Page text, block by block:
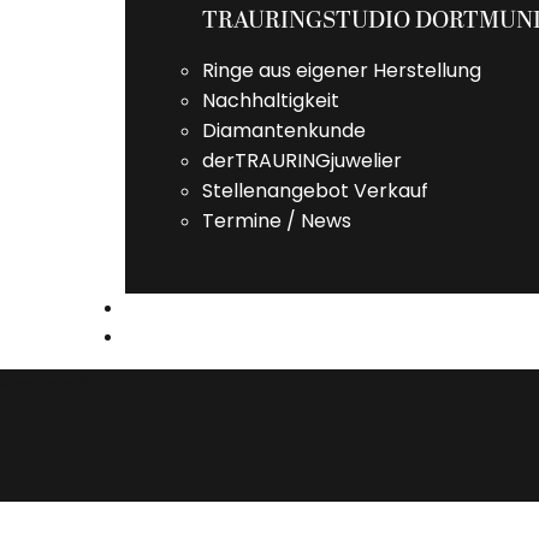
TRAURINGSTUDIO
Ringe aus eigener Herstellung
Nachhaltigkeit
Diamantenkunde
derTRAURINGjuwelier
Stellenangebot Verkauf
Termine / News